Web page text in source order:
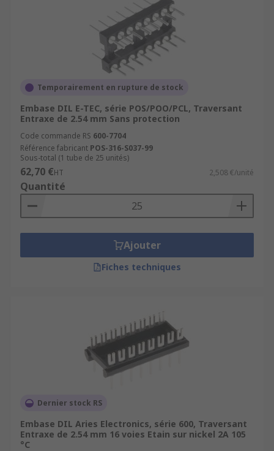
Temporairement en rupture de stock
Embase DIL E-TEC, série POS/POO/PCL, Traversant
Entraxe de 2.54 mm Sans protection
Code commande RS 600-7704
Référence fabricant POS-316-S037-99
Sous-total (1 tube de 25 unités)
62,70 €HT 2,508 €/unité
Quantité
Ajouter
Fiches techniques
Dernier stock RS
Embase DIL Aries Electronics, série 600, Traversant
Entraxe de 2.54 mm 16 voies Etain sur nickel 2A 105
°C